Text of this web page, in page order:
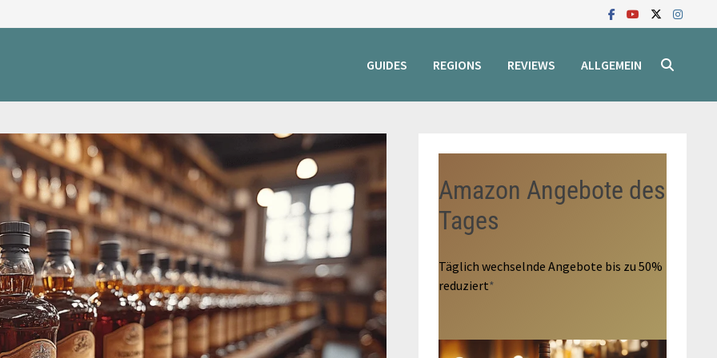
GUIDES REGIONS REVIEWS ALLGEMEIN
Amazon Angebote des
Tages
Täglich wechselnde Angebote bis zu 50%
reduziert*